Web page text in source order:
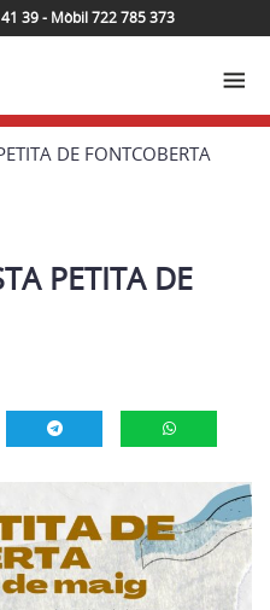
39 - Mòbil 722 785 373
DE FONTCOBERTA
PETITA DE